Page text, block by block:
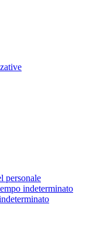
personale
indeterminato